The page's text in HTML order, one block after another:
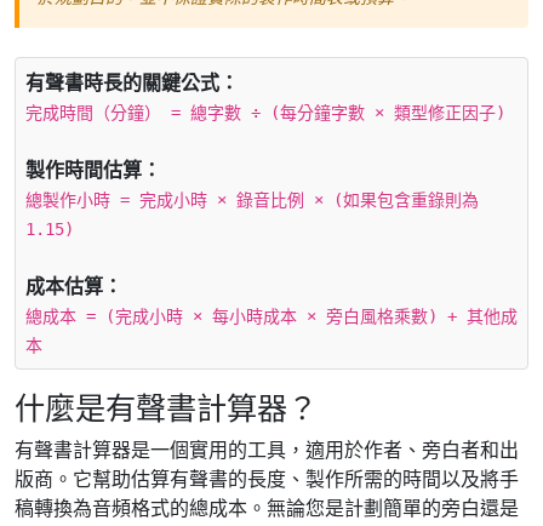
有聲書時長的關鍵公式：
完成時間（分鐘） = 總字數 ÷ (每分鐘字數 × 類型修正因子)
製作時間估算：
總製作小時 = 完成小時 × 錄音比例 × (如果包含重錄則為
1.15)
成本估算：
總成本 = (完成小時 × 每小時成本 × 旁白風格乘數) + 其他成
本
什麼是有聲書計算器？
有聲書計算器是一個實用的工具，適用於作者、旁白者和出
版商。它幫助估算有聲書的長度、製作所需的時間以及將手
稿轉換為音頻格式的總成本。無論您是計劃簡單的旁白還是